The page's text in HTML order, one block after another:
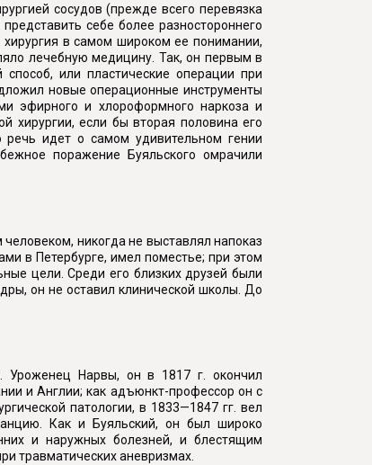
сосудов (прежде всего перевязка
себе более разностороннего
хирургия в самом широком ее понимании,
лечебную медицину. Так, он первым в
или пластические операции при
новые операционные инструменты
эфирного и хлороформного наркоза и
хирургии, если бы вторая половина его
идет о самом удивительном гении
поражение Буяльского омрачили
никогда не выставлял напоказ
в Петербурге, имел поместье; при этом
цели. Среди его близких друзей были
он не оставил клинической школы. До
Уроженец Нарвы, он в 1817 г. окончил
и Англии; как адъюнкт-профессор он с
патологии, в 1833—1847 гг. вел
Как и Буяльский, он был широко
и наружных болезней, и блестящим
травматических аневризмах.